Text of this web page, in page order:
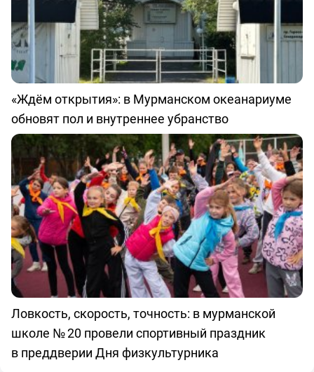
«Ждём открытия»: в Мурманском океанариуме
обновят пол и внутреннее убранство
Ловкость, скорость, точность: в мурманской
школе № 20 провели спортивный праздник
в преддверии Дня физкультурника